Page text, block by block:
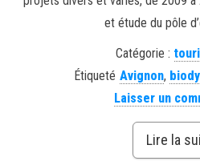
et étude du pôle
Catégorie :
Étiqueté Avignon,
Laisser un
Lire la